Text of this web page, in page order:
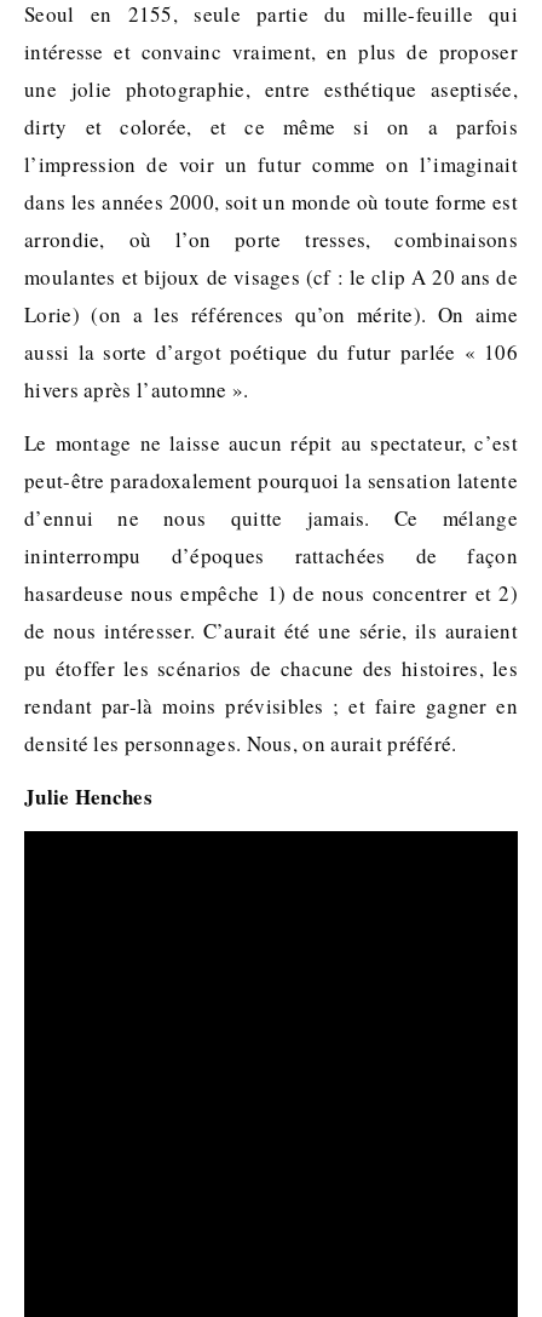
Seoul en 2155, seule partie du mille-feuille qui
intéresse et convainc vraiment, en plus de proposer
une jolie photographie, entre esthétique aseptisée,
dirty et colorée, et ce même si on a parfois
l’impression de voir un futur comme on l’imaginait
dans les années 2000, soit un monde où toute forme est
arrondie, où l’on porte tresses, combinaisons
moulantes et bijoux de visages (cf : le clip A 20 ans de
Lorie) (on a les références qu’on mérite). On aime
aussi la sorte d’argot poétique du futur parlée « 106
hivers après l’automne ».
Le montage ne laisse aucun répit au spectateur, c’est
peut-être paradoxalement pourquoi la sensation latente
d’ennui ne nous quitte jamais. Ce mélange
ininterrompu d’époques rattachées de façon
hasardeuse nous empêche 1) de nous concentrer et 2)
de nous intéresser. C’aurait été une série, ils auraient
pu étoffer les scénarios de chacune des histoires, les
rendant par-là moins prévisibles ; et faire gagner en
densité les personnages. Nous, on aurait préféré.
Julie Henches